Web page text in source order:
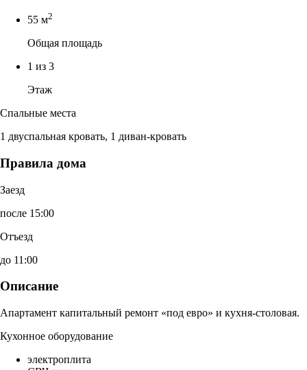
55 м2
Общая площадь
1 из 3
Этаж
Спальные места
1 двуспальная кровать, 1 диван-кровать
Правила дома
Заезд
после 15:00
Отъезд
до 11:00
Описание
Апартамент капитальный ремонт «под евро» и кухня-столовая.
Кухонное оборудование
электроплита